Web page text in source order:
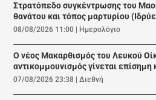
Στρατόπεδο συγκέντρωσης του
θανάτου και τόπος μαρτυρίου
08/08/2026 11:00 Ημερολόγιο
Ο νέος Μακαρθισμός του Λευκού
αντικομμουνισμός γίνεται
07/08/2026 23:38 |Διεθνή